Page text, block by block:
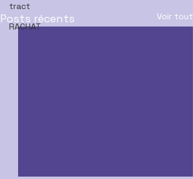
tract
RACHAT
Posts récents Voir tout